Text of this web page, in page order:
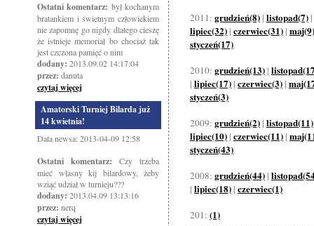
Ostatni komentarz: był kochanym
bratankiem i świetnym człowiekiem
nie zapomnę go nigdy dlatego cieszę
że istnieje memoriał bo chociaż tak
jest czczona pamięć o nim
dodany: 2013.09.02 14:17:04
przez: danuta
czytaj więcej
Amatorski Turniej Bilarda już
14 kwietnia!
Data newsa: 2013-04-09 12:58
Ostatni komentarz: Czy trzeba
mieć własny kij bilardowy, żeby
wziąć udział w turnieju???
dodany: 2013.04.09 13:13:16
przez: nerq
czytaj więcej
2011: grudzień(8) | listopad(7) |
lipiec(32) | czerwiec(31) | maj(9)
styczeń(17)
2010: grudzień(13) |
| lipiec(17) | czerwiec(3) |
styczeń(3)
2009: grudzień(2) | listopad(11)
lipiec(10) | czerwiec(11) |
styczeń(43)
2008: grudzień(44) |
| lipiec(18) | czerwiec(1)
201: (1)